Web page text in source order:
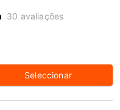
30 avaliações
Seleccionar